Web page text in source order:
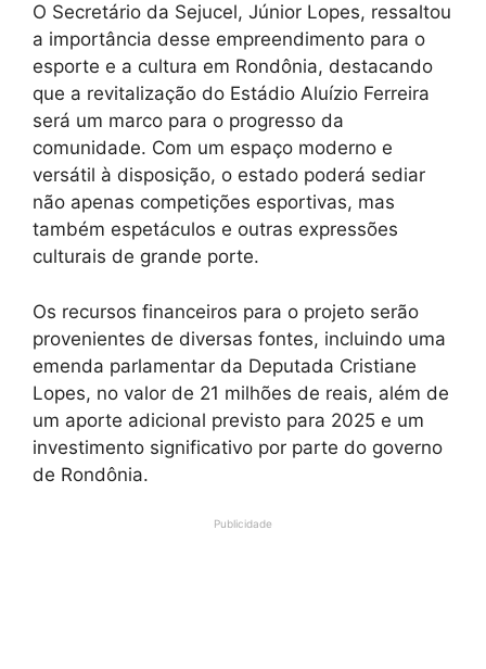
O Secretário da Sejucel, Júnior Lopes, ressaltou
a importância desse empreendimento para o
esporte e a cultura em Rondônia, destacando
que a revitalização do Estádio Aluízio Ferreira
será um marco para o progresso da
comunidade. Com um espaço moderno e
versátil à disposição, o estado poderá sediar
não apenas competições esportivas, mas
também espetáculos e outras expressões
culturais de grande porte.
Os recursos financeiros para o projeto serão
provenientes de diversas fontes, incluindo uma
emenda parlamentar da Deputada Cristiane
Lopes, no valor de 21 milhões de reais, além de
um aporte adicional previsto para 2025 e um
investimento significativo por parte do governo
de Rondônia.
Publicidade